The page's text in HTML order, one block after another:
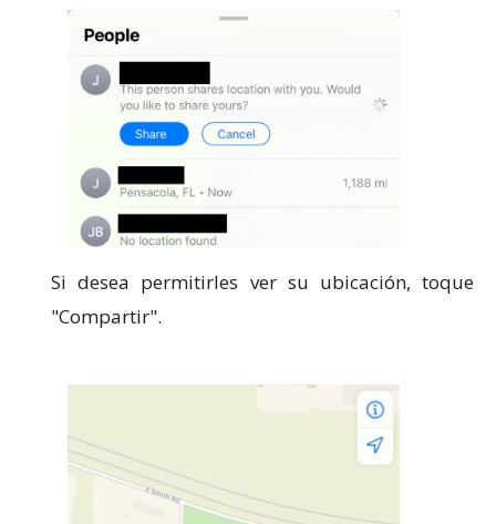
Si desea permitirles ver su ubicación, toque
"Compartir".